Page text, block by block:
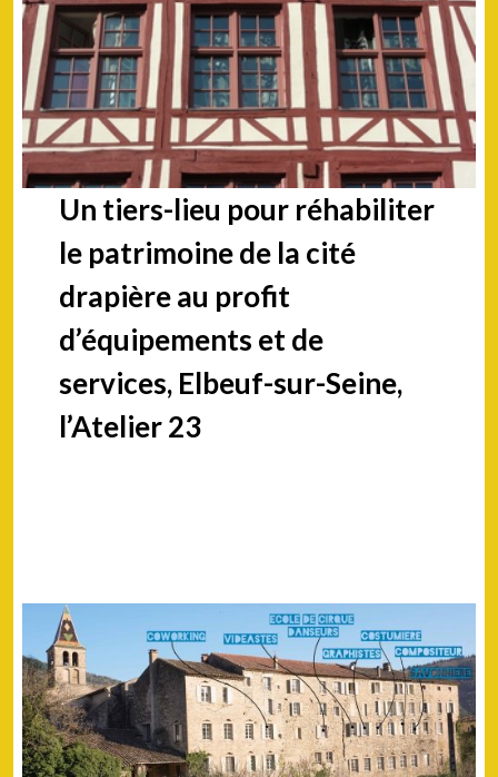
Un tiers-lieu pour réhabiliter
le patrimoine de la cité
drapière au profit
d’équipements et de
services, Elbeuf-sur-Seine,
l’Atelier 23